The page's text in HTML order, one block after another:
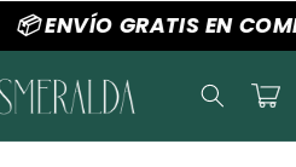
📦 ENVÍO GRATIS EN
Carrito